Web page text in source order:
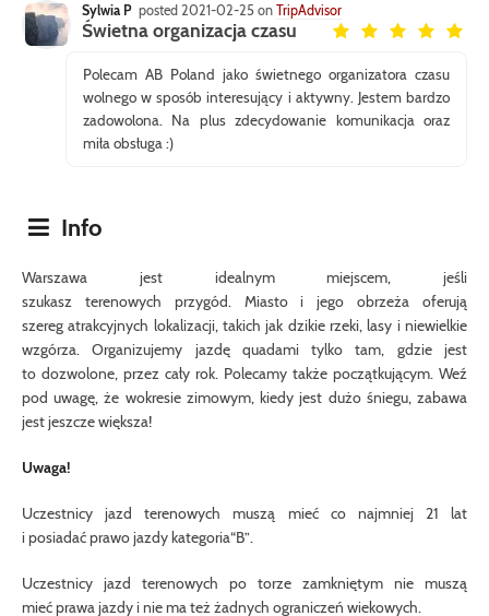
Sylwia P posted 2021-02-25 on TripAdvisor
Świetna organizacja czasu
Polecam AB Poland jako świetnego organizatora czasu
wolnego w sposób interesujący i aktywny. Jestem bardzo
zadowolona. Na plus zdecydowanie komunikacja oraz
miła obsługa :)
Info
Warszawa jest idealnym miejscem, jeśli
szukasz terenowych przygód. Miasto i jegoobrzeżaoferują
szeregatrakcyjnych lokalizacji, takich jak dzikierzeki, lasy iniewielkie
wzgórza.Organizujemy jazdę quadami tylko tam, gdziejest
to dozwolone, przez cały rok. Polecamy także początkującym. Weź
pod uwagę,że wokresie zimowym,kiedy jest dużo śniegu,zabawa
jestjeszcze większa!
Uwaga!
Uczestnicyjazdterenowychmuszą mieć co najmniej 21 lat
i posiadaćprawo jazdykategoria“B”.
Uczestnicy jazd terenowych po torze zamkniętym nie muszą
miećprawa jazdyi nie ma też żadnych ograniczeń wiekowych.